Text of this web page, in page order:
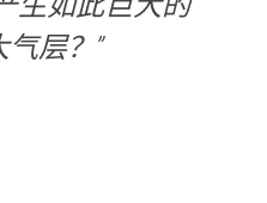
层？”